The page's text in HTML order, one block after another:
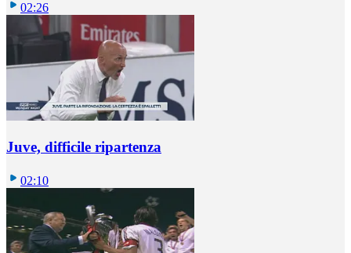
02:26
Juve, difficile ripartenza
02:10